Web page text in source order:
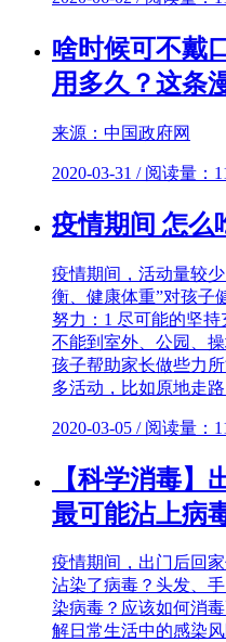
啥时候可不戴
用多久？这条
来源：中国政府网
2020-03-31 / 阅读量：
疫情期间 怎么
疫情期间，活动量较
衡、健康体重”对孩子
努力：1 尽可能的坚持
不能到室外、公园、
孩子帮助家长做些力
多活动，比如原地走
2020-03-05 / 阅读量：
【科学消毒】
最可能沾上病
疫情期间，出门后回
沾染了病毒？头发、
染病毒？应该如何消
解日常生活中的感染